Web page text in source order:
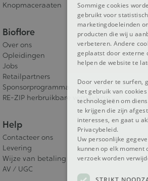
Knopmaceraaten
Bioflore
Over ons
Opleidingen
Jobs
Retailpartners
Sponsorprogramma
RE-ZIP herbruikbare verpakking
Help
Contacteer ons
Levering
Wijze van betaling
AV / UGC
Sommige cookies
gebruikt voor
marketingdoeleinden
producten die wij u
verbeteren. Andere
geplaatst door externe
helpen de website te
Door verder te surfen,
het gebruik van
technologieën om
te krijgen die zijn
interesses, en gaat u
Privacybeleid.
Uw persoonlijke
kunnen op elk moment
verzoek worden